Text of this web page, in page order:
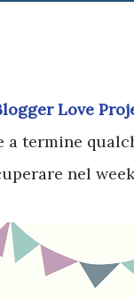
Love
termine
nel